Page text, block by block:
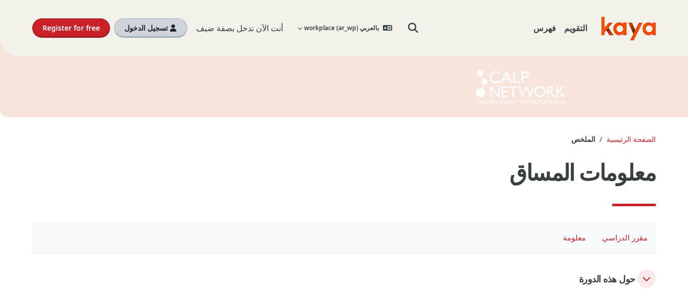
Go to home التقويم فهرس تبديل إدخال البحث
بالعربي workplace ‎(ar_wp)‎ أنت الآن تدخل بصفة ضيف تسجيل الدخول Register for free
الصفحة الرئيسية الملخص
معلومات المساق
مقرر الدراسي معلومة
حول هذه الدورة